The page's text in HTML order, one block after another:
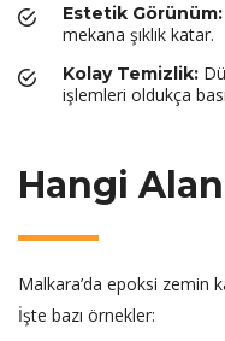
Estetik Görünüm:
mekana şıklık katar.
Kolay Temizlik:
işlemleri oldukça
Hangi
Malkara’da epoksi zemin
İşte bazı örnekler: